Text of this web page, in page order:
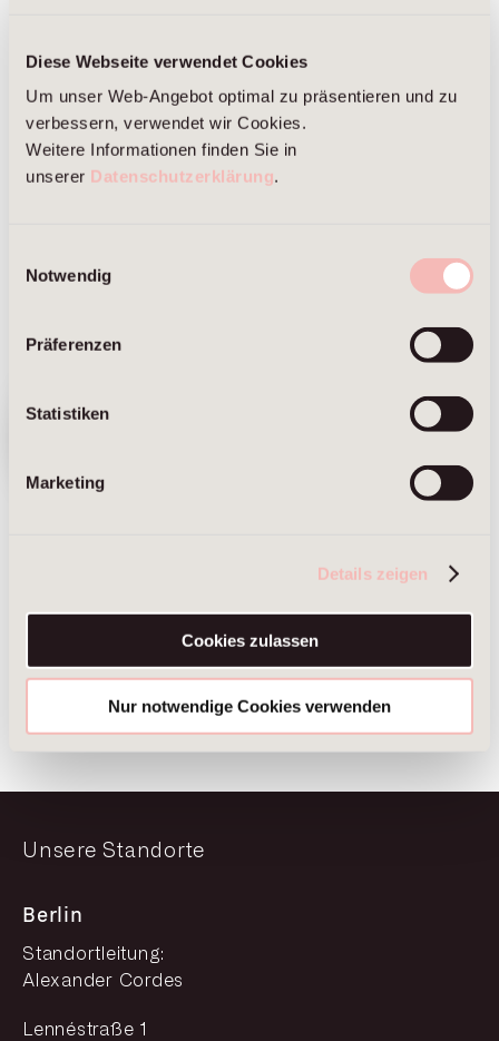
Diese Webseite verwendet Cookies
Um unser Web-Angebot optimal zu präsentieren und zu
verbessern, verwendet wir Cookies.
Weitere Informationen finden Sie in
unserer Datenschutzerklärung.
Notwendig
Präferenzen
Statistiken
Marketing
Details zeigen
Cookies zulassen
Nur notwendige Cookies verwenden
umgezogen.
Minnesota und Wien.
Managing Partner
Berlin
Frankfurt am Main
Unsere Standorte
Berlin
Standortleitung:
Alexander Cordes
Lennéstraße 1